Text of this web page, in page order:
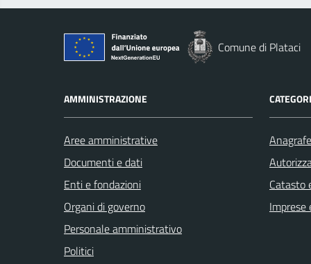
Comune di Plataci
AMMINISTRAZIONE
Aree amministrative
Documenti e dati
Enti e fondazioni
Organi di governo
Personale amministrativo
Politici
Catasto
Imprese